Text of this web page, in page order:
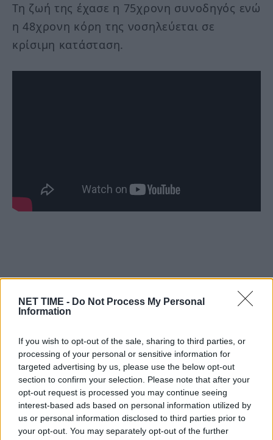
NET TIME - Do Not Process My Personal
Information
If you wish to opt-out of the sale, sharing to third parties, or
processing of your personal or sensitive information for
targeted advertising by us, please use the below opt-out
section to confirm your selection. Please note that after your
opt-out request is processed you may continue seeing
interest-based ads based on personal information utilized by
us or personal information disclosed to third parties prior to
your opt-out. You may separately opt-out of the further
Τη ζωή της έχασε η 75χρονη συνοδηγός ενώ
η 48χρονη κόρη της νοσηλεύεται σε
κρίσιμη κατάσταση.
– για Διάφορα και….
Κέρκυρα.
κόρη
μητέρα
Είμαστε και στο Google News:
Ακολουθήστε μας